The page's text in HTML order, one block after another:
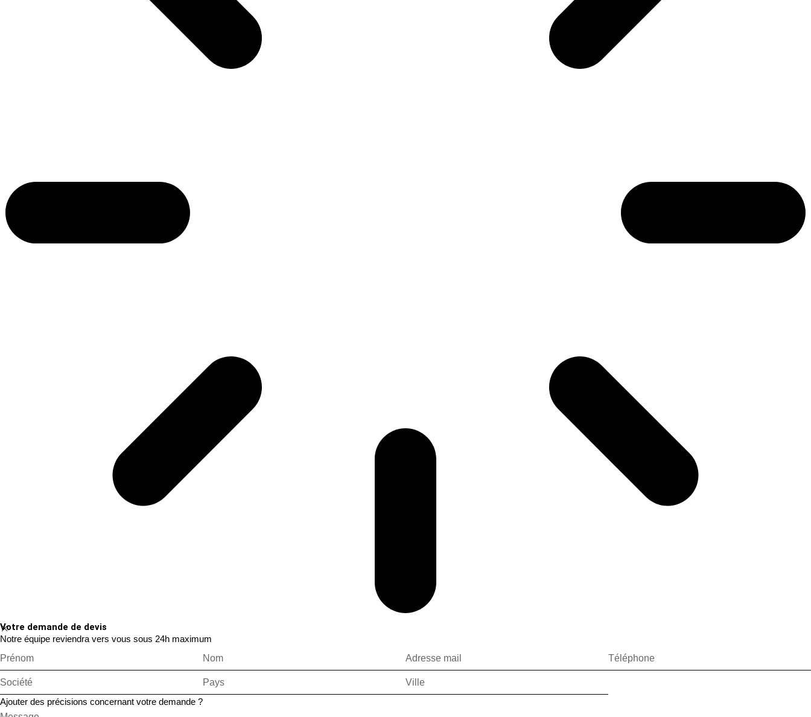
Votre demande de devis
Notre équipe reviendra vers vous sous 24h maximum
Ajouter des précisions concernant votre demande ?